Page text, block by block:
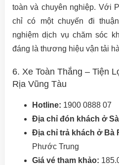
toàn và chuyên nghiệp. Với
chỉ có một chuyến đi
nghiệm dịch vụ chăm sóc
đáng là thương hiệu vận tải
6. Xe Toàn Thắng – Tiện
Rịa Vũng Tàu
Hotline: 1900 0888 07
Địa chỉ đón khách ở
Địa chỉ trả khách ở Bà
Phước Trung
Giá vé tham khảo: